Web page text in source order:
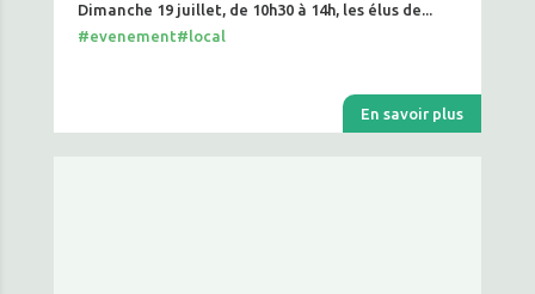
Dimanche 19 juillet, de 10h30 à 14h, les élus de...
#evenement#local
En savoir plus